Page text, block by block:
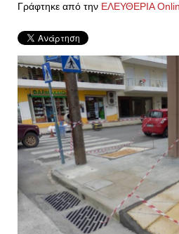
Γράφτηκε από την ΕΛΕΥΘΕΡΙΑ